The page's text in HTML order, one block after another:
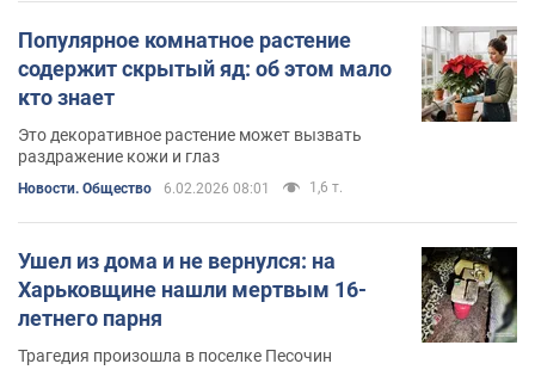
Популярное комнатное растение
содержит скрытый яд: об этом мало
кто знает
Это декоративное растение может вызвать
раздражение кожи и глаз
Новости. Общество 6.02.2026 08:01 1,6 т.
Ушел из дома и не вернулся: на
Харьковщине нашли мертвым 16-
летнего парня
Трагедия произошла в поселке Песочин